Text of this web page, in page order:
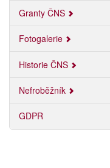
Granty ČNS
Fotogalerie
Historie ČNS
Nefroběžník
GDPR